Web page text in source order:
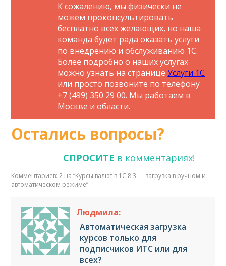
К сожалению, мы физически не
можем проконсультировать
бесплатно всех желающих, но наша
команда будет рада оказать услуги
по внедрению и обслуживанию 1С.
Более подробно о наших услугах
можно узнать на страницеУслуги 1С
или просто позвоните по телефону
+7 (499) 350 29 00. Мы работаем в
Москве и области.
Остались вопросы?
СПРОСИТЕ в комментариях!
Комментариев: 2 на “Курсы валют в 1С 8.3 — загрузка в ручном и
автоматическом режиме”
Людмила:
Автоматическая загрузка
курсов только для
подписчиков ИТС или для
всех?